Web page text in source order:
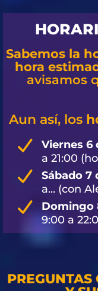
Sabemos la
hora
avisamos
Aun así, los
Viernes 6
a 21:00
Sábado 7
a... (con
Domingo
9:00 a
PREGUNTAS